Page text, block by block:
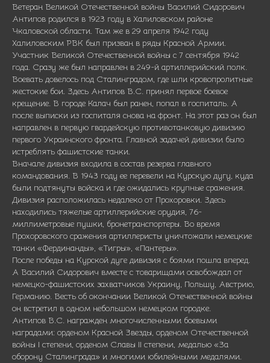
Ветеран Великой Отечественной войны Василий Сидорович
Антипов родился в 1923 году в Халиловском районе
Чкаловской области. Там же в 29 апреля 1942 году
Халиловским РВК был призван в ряды Красной Армии.
Участник Великой Отечественной войны с 7 сентября 1942
года. Сразу же был направлен в 249-й артиллерийский полк.
Воевать довелось под Сталинградом, где шли кровопролитные
жестокие бои. Здесь Антипов В.С. принял первое боевое
крещение. В городе Калач был ранен, попал в госпиталь. А
после выписки из госпиталя снова на фронт. На этот раз он был
направлен в первую гвардейскую противотанковую дивизию
первого Украинского фронта. Главной задачей дивизии было
истреблять фашистские танки.
Вначале дивизия входила в состав резерва главного
командования. В 1943 году ее перевели на Курскую дугу, куда
были подтянуты войска и где ожидались крупные сражения.
Дивизия расположилась недалеко от Прохоровки. Здесь
находились тяжелые артиллерийские орудия, 76-
миллиметровые пушки, бронетранспортеры. Во время
Прохоровского сражения артиллеристы уничтожали немецкие
танки «Фердинанды», «Тигры», «Пантеры».
После победы на Курской дуге дивизия с боями пошла вперед.
А Василий Сидорович вместе с товарищами освобождал от
немецко-фашистских захватчиков Украину, Польшу, Австрию,
Германию. Весть об окончании Великой Отечественной войны
он встретил в одном небольшом немецком городке.
Антипов В.С. награжден многочисленными боевыми
наградами: орденом Красной Звезды, орденом Отечественной
войны I степени, орденом Славы II степени, медалью «За
оборону Сталинграда» и многими юбилейными медалями.